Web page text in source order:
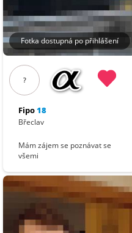
Fotka dostupná po přihlášení
?
Fipo18
Břeclav
Mám zájem se poznávat se
všemi